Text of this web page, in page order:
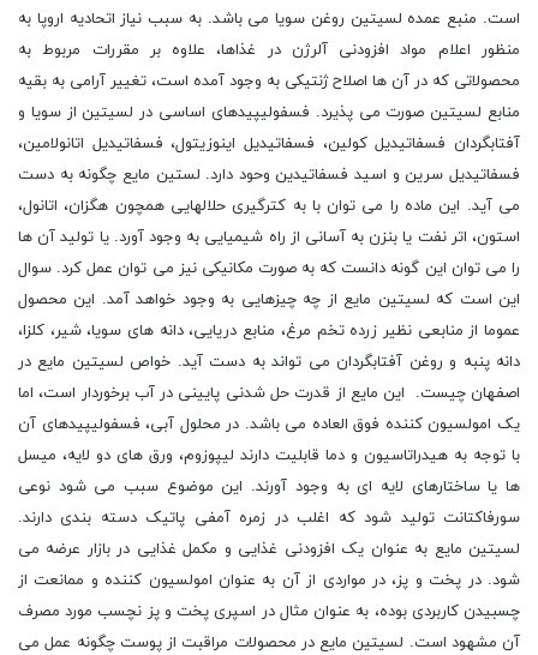
است. منبع عمده لسیتین روغن سویا می باشد. به سبب نیاز اتحادیه اروپا به
منظور اعلام مواد افزودنی آلرژن در غذاها، علاوه بر مقررات مربوط به
محصولاتی که در آن ها اصلاح ژنتیکی به وجود آمده است، تغییر آرامی به بقیه
منابع لسیتین صورت می پذیرد. فسفولیپیدهای اساسی در لسیتین از سویا و
آفتابگردان فسفاتیدیل کولین، فسفاتیدیل اینوزیتول، فسفاتیدیل اتانولامین،
فسفاتیدیل سرین و اسید فسفاتیدین وحود دارد. لستین مایع چگونه به دست
می آید. این ماده را می توان با به کترگیری حلالهایی همچون هگزان، اتانول،
استون، اتر نفت یا بنزن به آسانی از راه شیمیایی به وجود آورد. یا تولید آن ها
را می توان این گونه دانست که به صورت مکانیکی نیز می توان عمل کرد. سوال
این است که لسیتین مایع از چه چیزهایی به وجود خواهد آمد. این محصول
عموما از منابعی نظیر زرده تخم مرغ، منابع دریایی، دانه های سویا، شیر، کلزا،
دانه پنبه و روغن آفتابگردان می تواند به دست آید. خواص لسیتین مایع در
اصفهان چیست. این مایع از قدرت حل شدنی پایینی در آب برخوردار است، اما
یک امولسیون کننده فوق العاده می باشد. در محلول آبی، فسفولیپیدهای آن
با توجه به هیدراتاسیون و دما قابلیت دارند لیپوزوم، ورق های دو لایه، میسل
ها یا ساختارهای لایه ای به وجود آورند. این موضوع سبب می شود نوعی
سورفاکتانت تولید شود که اغلب در زمره آمفی پاتیک دسته بندی دارند.
لسیتین مایع به عنوان یک افزودنی غذایی و مکمل غذایی در بازار عرضه می
شود. در پخت و پز، در مواردی از آن به عنوان امولسیون کننده و ممانعت از
چسبیدن کاربردی بوده، به عنوان مثال در اسپری پخت و پز نچسب مورد مصرف
آن مشهود است. لسیتین مایع در محصولات مراقبت از پوست چگونه عمل می